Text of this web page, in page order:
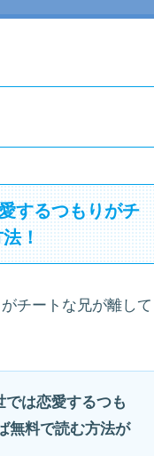
するつもりがチ
！
チートな兄が離して
は恋愛するつも
無料で読む方法が